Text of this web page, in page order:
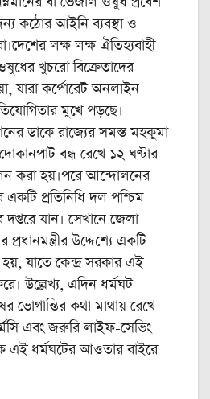
কঠোর আইনি ব্যবস্থা ও
লক্ষ লক্ষ ঐতিহ্যবাহী
খুচরো বিক্রেতাদের
যারা কর্পোরেট অনলাইন
মুখে পড়ছে।
ডাকে রাজ্যের সমস্ত মহকুমা
বন্ধ রেখে ১২ ঘণ্টার
করা হয়।পরে আন্দোলনের
প্রতিনিধি দল পশ্চিম
যান। সেখানে জেলা
উদ্দেশ্যে একটি
হয়, যাতে কেন্দ্র সরকার এই
উল্লেখ্য, এদিন ধর্মঘট
ভোগান্তির কথা মাথায় রেখে
এবং জরুরি লাইফ-সেভিং
এই ধর্মঘটের আওতার বাইরে